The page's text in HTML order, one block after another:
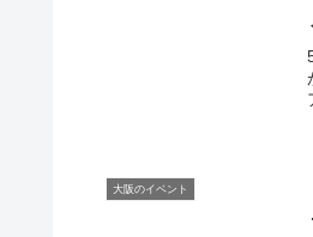
大阪のイベント